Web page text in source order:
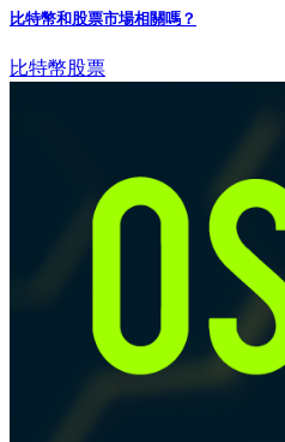
比特幣和股票市場相關嗎？
比特幣股票